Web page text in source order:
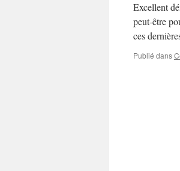
Excellent
peut-être
ces
Publié dans